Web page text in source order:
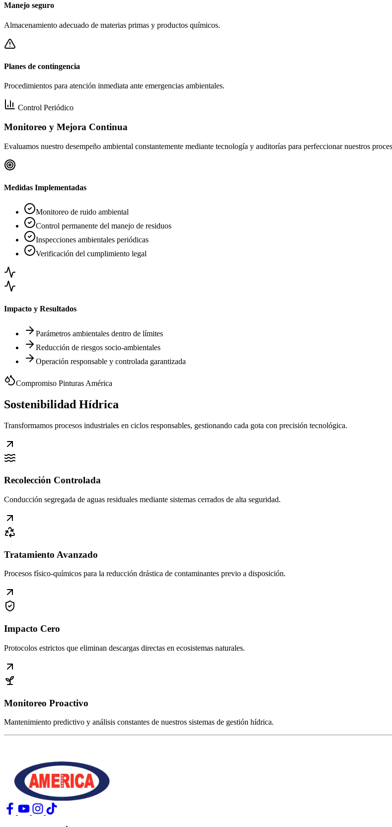
Manejo seguro
Almacenamiento adecuado de materias primas y productos químicos.
Planes de contingencia
Procedimientos para atención inmediata ante emergencias ambientales.
Control Periódico
Monitoreo y Mejora Continua
Evaluamos nuestro desempeño ambiental constantemente mediante tecnología y auditorías para perfeccionar nuestros
Medidas Implementadas
Monitoreo de ruido ambiental
Control permanente del manejo de residuos
Inspecciones ambientales periódicas
Verificación del cumplimiento legal
Impacto y Resultados
Parámetros ambientales dentro de límites
Reducción de riesgos socio-ambientales
Operación responsable y controlada garantizada
Compromiso Pinturas América
Sostenibilidad Hídrica
Transformamos procesos industriales en ciclos responsables, gestionando cada gota con precisión tecnológica.
Recolección Controlada
Conducción segregada de aguas residuales mediante sistemas cerrados de alta seguridad.
Tratamiento Avanzado
Procesos físico-químicos para la reducción drástica de contaminantes previo a disposición.
Impacto Cero
Protocolos estrictos que eliminan descargas directas en ecosistemas naturales.
Monitoreo Proactivo
Mantenimiento predictivo y análisis constantes de nuestros sistemas de gestión hídrica.
Buzon de mensajesEnvianos tu sugerencia!